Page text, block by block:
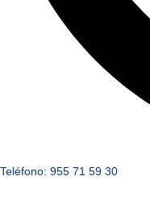
Teléfono: 955 71 59 30